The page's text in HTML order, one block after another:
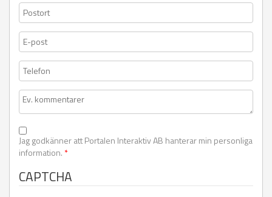
Jag godkänner att Portalen Interaktiv AB hanterar min personliga
information. *
CAPTCHA